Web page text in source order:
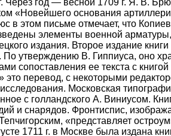
Через год — весной 1709 г. Я. В.
«Новейшего основания
этом письме отмечает, что
элементы военной
издания. Второе издание
По утверждению В. Гиппиуса, оно
сопоставления ее текста с
перевод, с некоторыми
Московская